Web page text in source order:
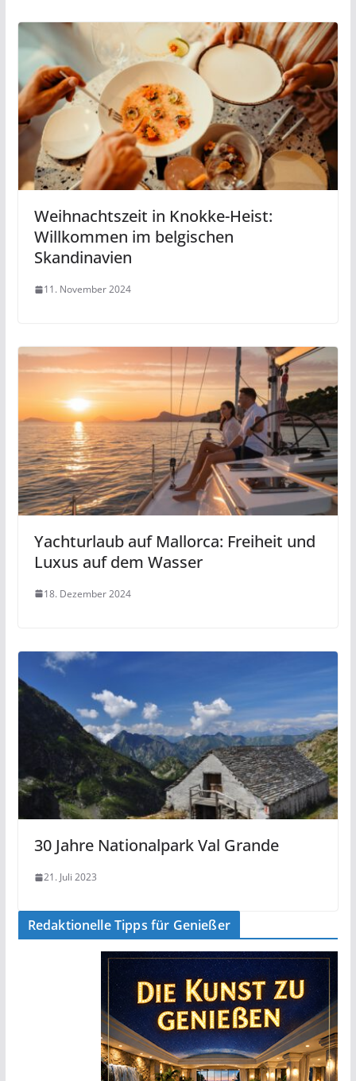
Weihnachtszeit in Knokke-Heist:
Willkommen im belgischen
Skandinavien
11. November 2024
Yachturlaub auf Mallorca: Freiheit und
Luxus auf dem Wasser
18. Dezember 2024
30 Jahre Nationalpark Val Grande
21. Juli 2023
Redaktionelle Tipps für Genießer